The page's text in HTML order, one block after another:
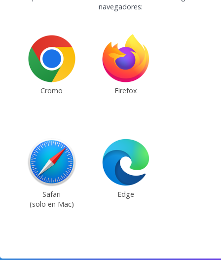
navegadores:
Cromo Firefox
Safari
(solo en Mac)
Edge